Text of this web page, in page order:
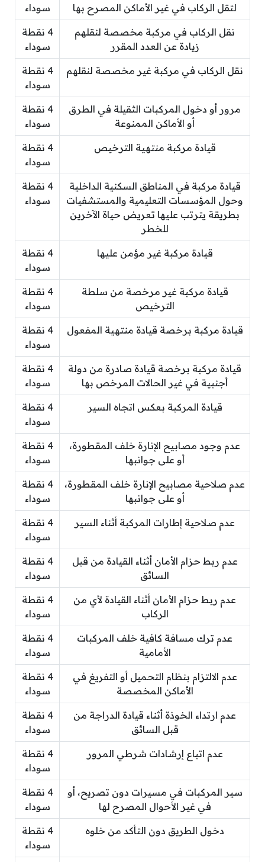
لتقل الركاب في غير الأماكن المصرح بها
سوداء
نقل الركاب في مركبة مخصصة لنقلهم
زيادة عن العدد المقرر
4 نقطة
سوداء
نقل الركاب في مركبة غير مخصصة لنقلهم
4 نقطة
سوداء
مرور أو دخول المركبات الثقيلة في الطرق
أو الأماكن الممنوعة
4 نقطة
سوداء
قيادة مركبة منتهية الترخيص
4 نقطة
سوداء
قيادة مركبة في المناطق السكنية الداخلية
وحول المؤسسات التعليمية والمستشفيات
بطريقة يترتب عليها تعريض حياة الآخرين
للخطر
4 نقطة
سوداء
قيادة مركبة غير مؤمن عليها
4 نقطة
سوداء
قيادة مركبة غير مرخصة من سلطة
الترخيص
4 نقطة
سوداء
قيادة مركبة برخصة قيادة منتهية المفعول
4 نقطة
سوداء
قيادة مركبة برخصة قيادة صادرة من دولة
أجنبية في غير الحالات المرخص بها
4 نقطة
سوداء
قيادة المركبة بعكس اتجاه السير
4 نقطة
سوداء
عدم وجود مصابيح الإنارة خلف المقطورة،
أو على جوانبها
4 نقطة
سوداء
عدم صلاحية مصابيح الإنارة خلف المقطورة،
أو على جوانبها
4 نقطة
سوداء
عدم صلاحية إطارات المركبة أثناء السير
4 نقطة
سوداء
عدم ربط حزام الأمان أثناء القيادة من قبل
السائق
4 نقطة
سوداء
عدم ربط حزام الأمان أثناء القيادة لأي من
الركاب
4 نقطة
سوداء
عدم ترك مسافة كافية خلف المركبات
الأمامية
4 نقطة
سوداء
عدم الالتزام بنظام التحميل أو التفريغ في
الأماكن المخصصة
4 نقطة
سوداء
عدم ارتداء الخوذة أثناء قيادة الدراجة من
قبل السائق
4 نقطة
سوداء
عدم اتباع إرشادات شرطي المرور
4 نقطة
سوداء
سير المركبات في مسيرات دون تصريح، أو
في غير الأحوال المصرح لها
4 نقطة
سوداء
دخول الطريق دون التأكد من خلوه
4 نقطة
سوداء